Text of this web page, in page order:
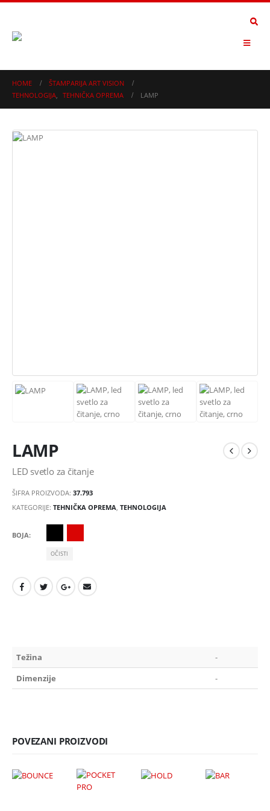
HOME
ŠTAMPARIJA ART VISION
TEHNOLOGIJA, TEHNIČKA OPREMA LAMP
LAMP
LED svetlo za čitanje
ŠIFRA PROIZVODA: 37.793
KATEGORIJE: TEHNIČKA OPREMA TEHNOLOGIJA
BOJA
OČISTI
Težina
-
Dimenzije
-
POVEZANI PROIZVODI